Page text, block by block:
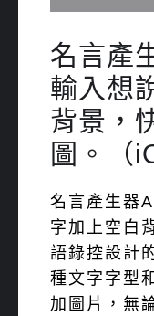
名言產
輸入想
背景，
圖。（
名言產生器
字加上空白
語錄控設計
種文字字型
加圖片，無